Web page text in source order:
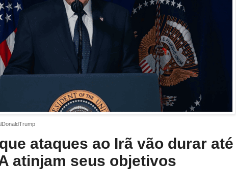
ataques ao Irã vão durar até
atinjam seus objetivos